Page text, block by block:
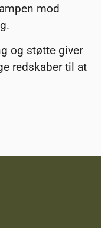
mod
og støtte giver
redskaber til at